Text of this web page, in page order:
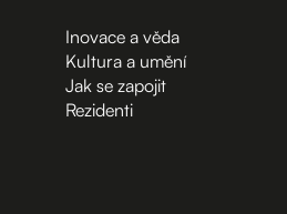
Inovace a věda
Kultura a umění
Jak se zapojit
Rezidenti